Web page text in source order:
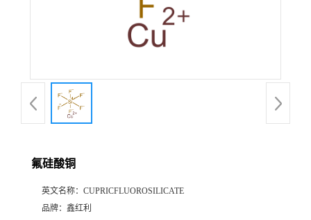
氟硅酸铜
英文名称： CUPRICFLUOROSILICATE
品牌： 鑫红利